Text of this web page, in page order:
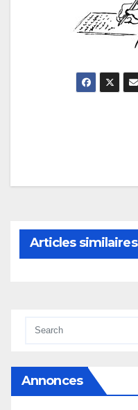
l’article
Articles similaires
Annonces